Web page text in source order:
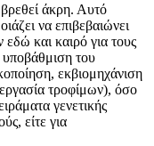
άκρη. Αυτό
να επιβεβαιώνει
εδώ και καιρό για τους
υποβάθμιση του
εκβιομηχάνιση
τροφίμων), όσο
γενετικής
είτε για